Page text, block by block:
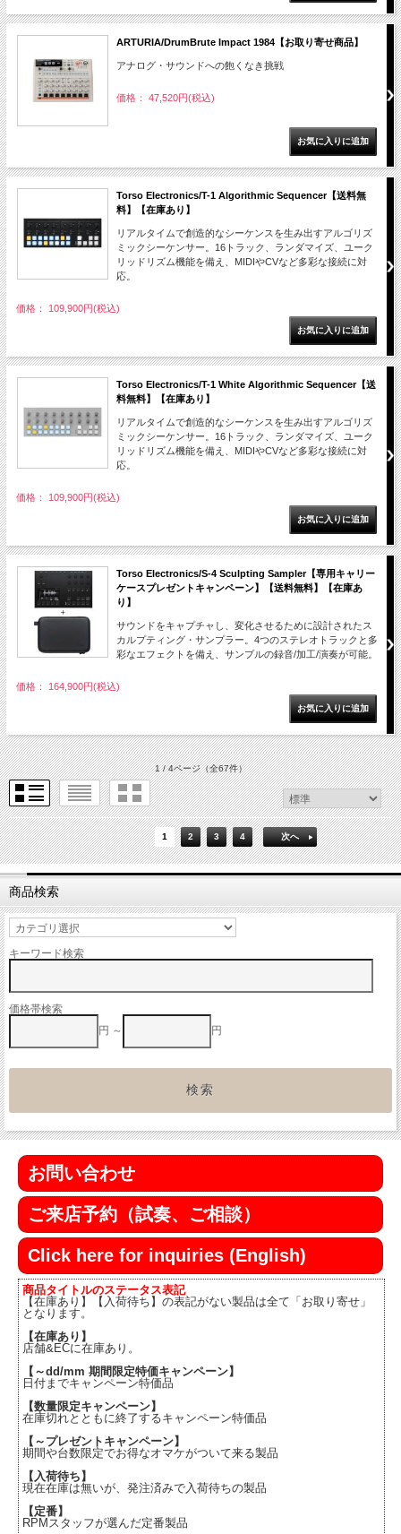
ARTURIA/DrumBrute Impact 1984【お取り寄せ商品】
アナログ・サウンドへの飽くなき挑戦
価格： 47,520円(税込)
Torso Electronics/T-1 Algorithmic Sequencer【送料無
料】【在庫あり】
リアルタイムで創造的なシーケンスを生み出すアルゴリズ
ミックシーケンサー。16トラック、ランダマイズ、ユーク
リッドリズム機能を備え、MIDIやCVなど多彩な接続に対
応。
価格： 109,900円(税込)
Torso Electronics/T-1 White Algorithmic Sequencer【送
料無料】【在庫あり】
リアルタイムで創造的なシーケンスを生み出すアルゴリズ
ミックシーケンサー。16トラック、ランダマイズ、ユーク
リッドリズム機能を備え、MIDIやCVなど多彩な接続に対
応。
価格： 109,900円(税込)
Torso Electronics/S-4 Sculpting Sampler【専用キャリー
ケースプレゼントキャンペーン】【送料無料】【在庫あ
り】
サウンドをキャプチャし、変化させるために設計されたス
カルプティング・サンプラー。4つのステレオトラックと多
彩なエフェクトを備え、サンプルの録音/加工/演奏が可能。
価格： 164,900円(税込)
1 / 4ページ（全67件）
1 2 3 4 次へ
商品検索
キーワード検索
価格帯検索
円 ～
円
お問い合わせ
ご来店予約（試奏、ご相談）
Click here for inquiries (English)
商品タイトルのステータス表記
【在庫あり】【入荷待ち】の表記がない製品は全て「お取り寄せ」
となります。
【在庫あり】
店舗&ECに在庫あり。
【～dd/mm 期間限定特価キャンペーン】
日付までキャンペーン特価品
【数量限定キャンペーン】
在庫切れとともに終了するキャンペーン特価品
【～プレゼントキャンペーン】
期間や台数限定でお得なオマケがついて来る製品
【入荷待ち】
現在在庫は無いが、発注済みで入荷待ちの製品
【定番】
RPMスタッフが選んだ定番製品